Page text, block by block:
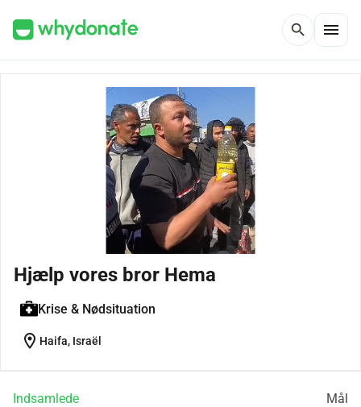
search menu
Hjælp vores bror Hema
Krise & Nødsituation
location_on Haifa, Israël
Indsamlede Mål